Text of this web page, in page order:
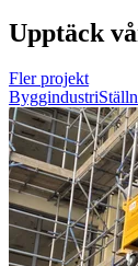
Upptäck
Fler projekt
Byggindustri